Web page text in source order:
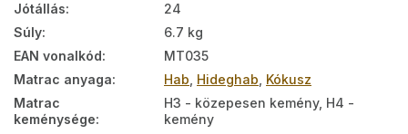
Jótállás:
24
Súly:
6.7 kg
EAN vonalkód:
MT035
Matrac anyaga: Hab Hideghab Kókusz
Matrac
keménysége:
H3 - közepesen kemény, H4 -
kemény